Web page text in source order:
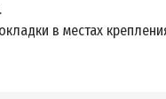
в местах